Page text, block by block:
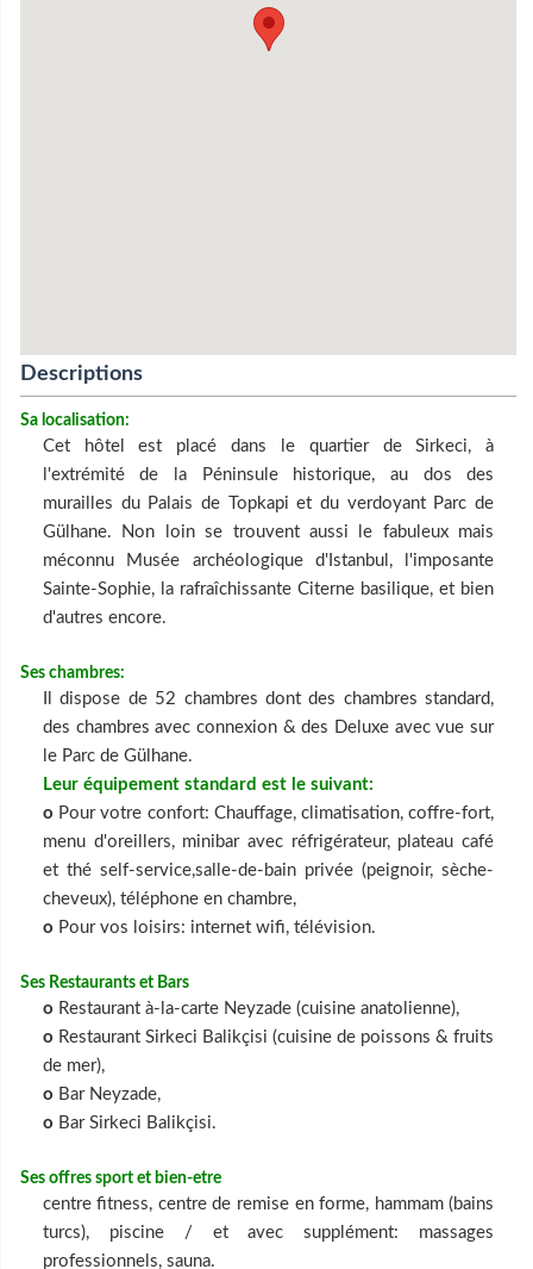
Descriptions
Sa localisation:
Cet hôtel est placé dans le quartier de Sirkeci, à
l'extrémité de la Péninsule historique, au dos des
murailles du Palais de Topkapi et du verdoyant Parc de
Gülhane. Non loin se trouvent aussi le fabuleux mais
méconnu Musée archéologique d'Istanbul, l'imposante
Sainte-Sophie, la rafraîchissante Citerne basilique, et bien
d'autres encore.
Ses chambres:
Il dispose de 52 chambres dont des chambres standard,
des chambres avec connexion & des Deluxe avec vue sur
le Parc de Gülhane.
Leur équipement standard est le suivant:
o Pour votre confort: Chauffage, climatisation, coffre-fort,
menu d'oreillers, minibar avec réfrigérateur, plateau café
et thé self-service,salle-de-bain privée (peignoir, sèche-
cheveux), téléphone en chambre,
o Pour vos loisirs: internet wifi, télévision.
Ses Restaurants et Bars
o Restaurant à-la-carte Neyzade (cuisine anatolienne),
o Restaurant Sirkeci Balikçisi (cuisine de poissons & fruits
de mer),
o Bar Neyzade,
o Bar Sirkeci Balikçisi.
Ses offres sport et bien-etre
centre fitness, centre de remise en forme, hammam (bains
turcs), piscine / et avec supplément: massages
professionnels, sauna.